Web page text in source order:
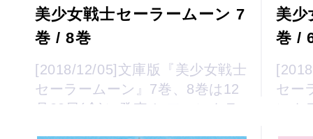
美少女戦士セーラームーン 7
巻 / 8巻
[2018/12/05]文庫版『美少女戦士
セーラームーン』7巻、8巻は12
月28日(金)に発売！ ファンクラ
美少
巻 /
セー
ン